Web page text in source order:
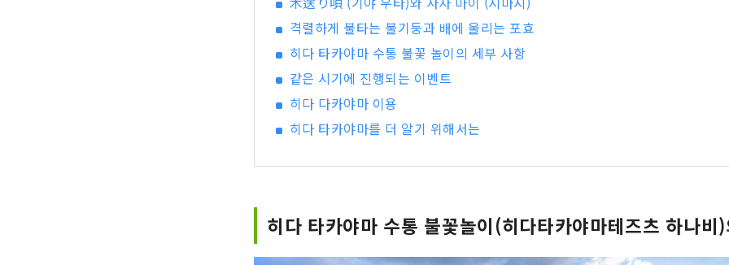
격렬하게 불타는 불기둥과 배에 울리는 포효
히다 타카야마 수통 불꽃 놀이의 세부 사항
같은 시기에 진행되는 이벤트
히다 다카야마 이용
히다 타카야마를 더 알기 위해서는
히다 타카야마 수통 불꽃놀이(히다타카야마테즈츠 하나비